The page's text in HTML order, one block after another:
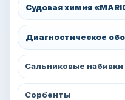
Судовая химия
Диагностическое
Сальниковые набивки
Сорбенты